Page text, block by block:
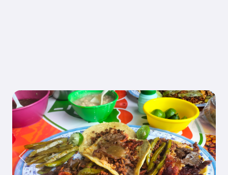
Previous Next